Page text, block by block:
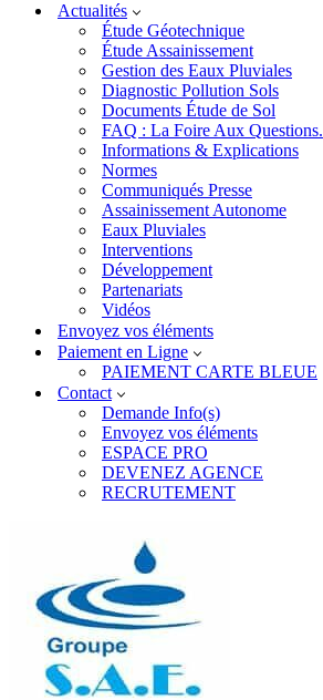
Actualités
Étude Géotechnique
Étude Assainissement
Gestion des Eaux Pluviales
Diagnostic Pollution Sols
Documents Étude de Sol
FAQ : La Foire Aux Questions.
Informations & Explications
Normes
Communiqués Presse
Assainissement Autonome
Eaux Pluviales
Interventions
Développement
Partenariats
Vidéos
Envoyez vos éléments
Paiement en Ligne
PAIEMENT CARTE BLEUE
Contact
Demande Info(s)
Envoyez vos éléments
ESPACE PRO
DEVENEZ AGENCE
RECRUTEMENT